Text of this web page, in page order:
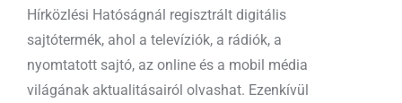
Hírközlési Hatóságnál regisztrált digitális
sajtótermék, ahol a televíziók, a rádiók, a
nyomtatott sajtó, az online és a mobil média
világának aktualitásairól olvashat. Ezenkívül